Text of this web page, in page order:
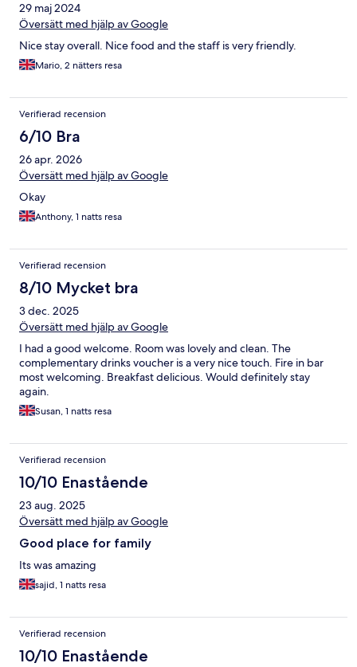
29 maj 2024
Översätt med hjälp av Google
Nice stay overall. Nice food and the staff is very friendly.
Mario, 2 nätters resa
Verifierad recension
6/10 Bra
26 apr. 2026
Översätt med hjälp av Google
Okay
Anthony, 1 natts resa
Verifierad recension
8/10 Mycket bra
3 dec. 2025
Översätt med hjälp av Google
I had a good welcome. Room was lovely and clean. The
complementary drinks voucher is a very nice touch. Fire in bar
most welcoming. Breakfast delicious. Would definitely stay
again.
Susan, 1 natts resa
Verifierad recension
10/10 Enastående
23 aug. 2025
Översätt med hjälp av Google
Good place for family
Its was amazing
sajid, 1 natts resa
Verifierad recension
10/10 Enastående